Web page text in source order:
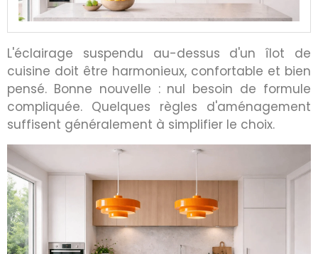
L'éclairage suspendu au-dessus d'un îlot de
cuisine doit être harmonieux, confortable et bien
pensé. Bonne nouvelle : nul besoin de formule
compliquée. Quelques règles d'aménagement
suffisent généralement à simplifier le choix.